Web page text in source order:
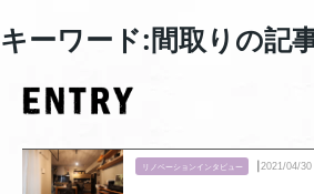
キーワード:間取りの記
リノベーションインタビュー ┃2021/04/30